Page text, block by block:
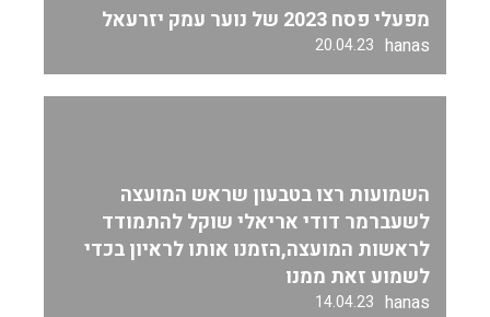
מפעלי פסח 2023 של נוער עמק יזרעאל
hanas
20.04.23
השמועות רצו בטבעון שראש המועצה
לשעברמר דודי אריאלי שוקל להתמודד
לראשות המועצה,הזמנו אותו לראיון בכדי
לשמוע זאת ממנו
hanas
14.04.23